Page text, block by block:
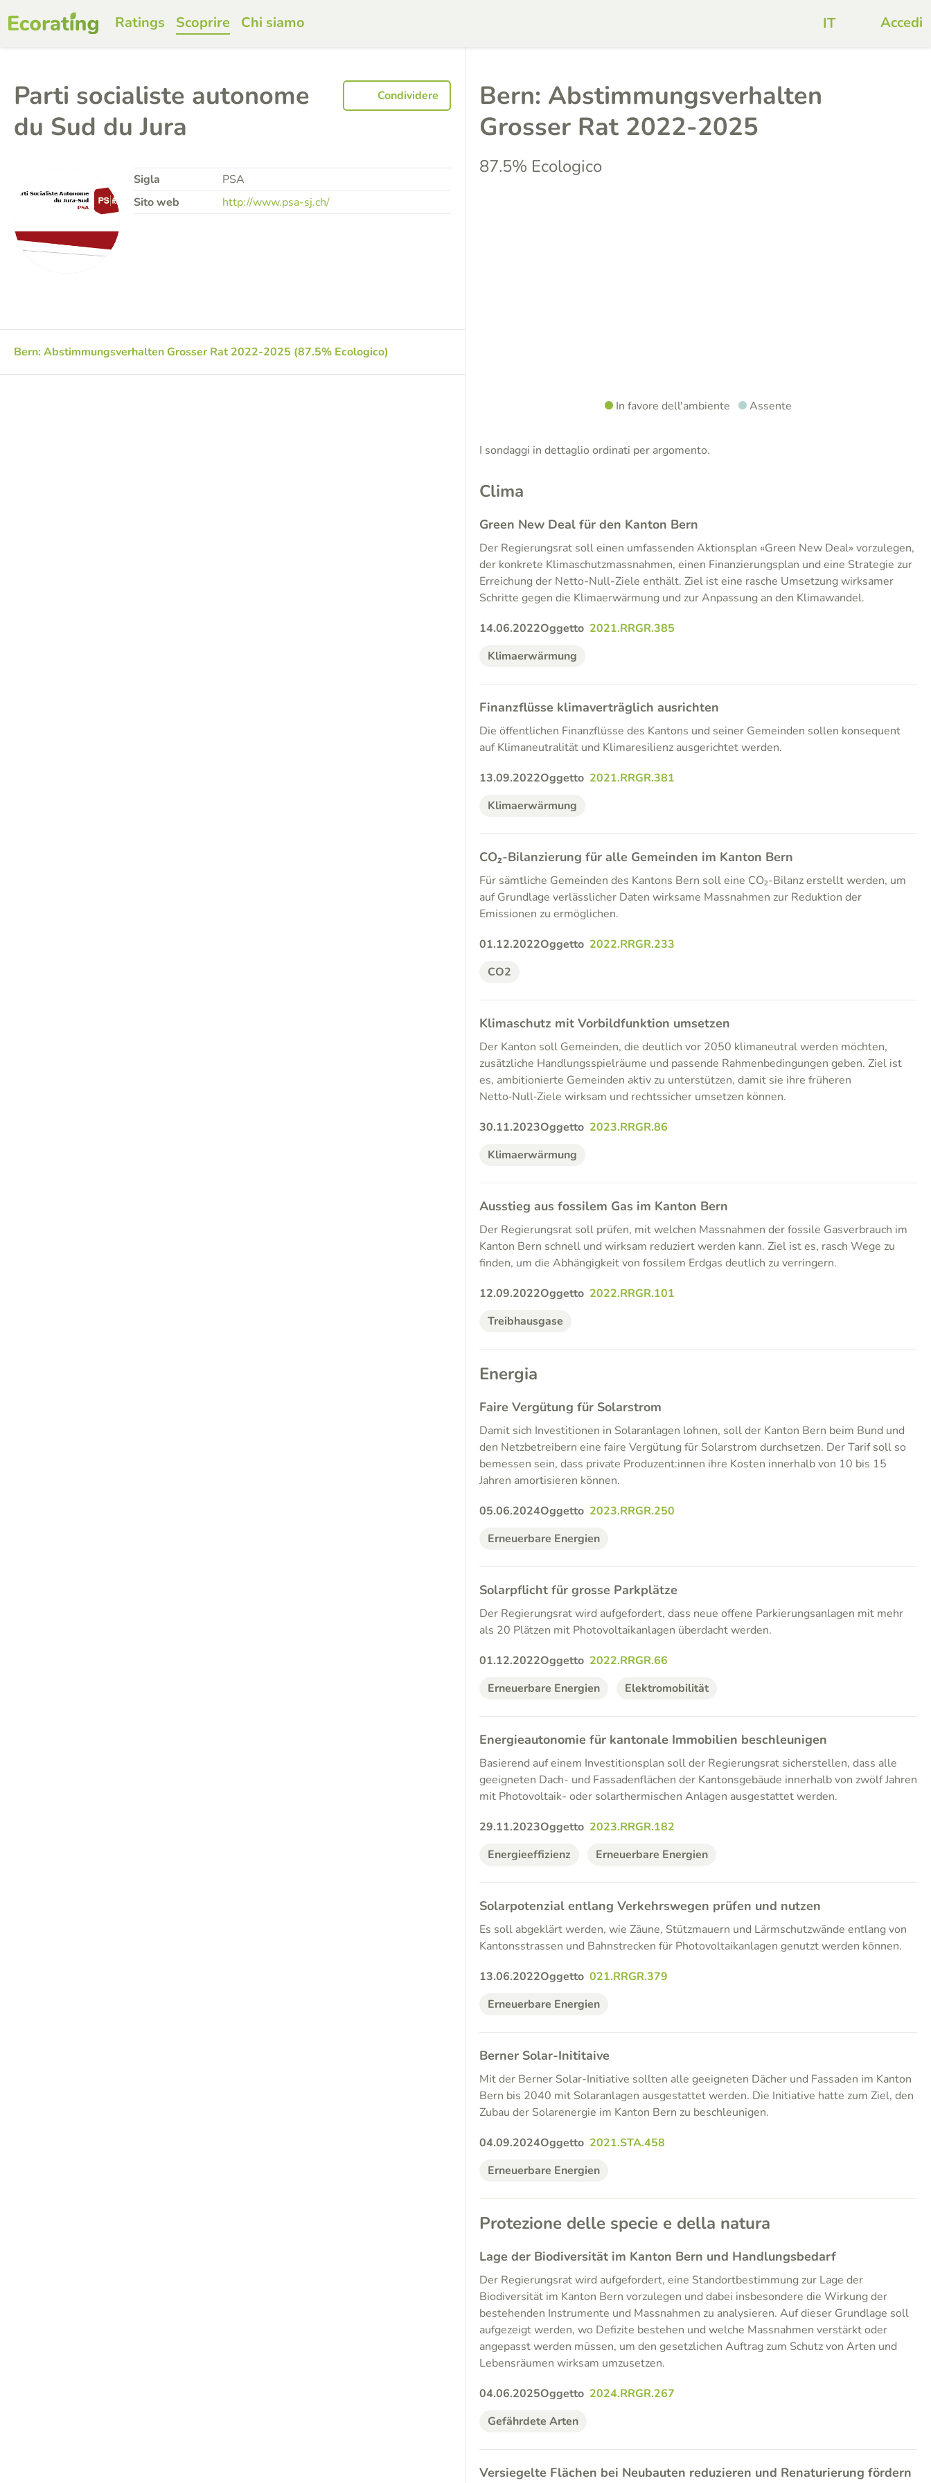
Ratings Scoprire Chi siamo Accedi
Parti socialiste autonome
du Sud du Jura
Condividere
Sigla
PSA
Sito web
http://www.psa-sj.ch/
Bern: Abstimmungsverhalten Grosser Rat 2022-2025 (87.5% Ecologico)
Bern: Abstimmungsverhalten
Grosser Rat 2022-2025
87.5% Ecologico
In favore dell'ambiente Assente
I sondaggi in dettaglio ordinati per argomento.
Clima
Green New Deal für den Kanton Bern
Der Regierungsrat soll einen umfassenden Aktionsplan «Green New Deal» vorzulegen,
der konkrete Klimaschutzmassnahmen, einen Finanzierungsplan und eine Strategie zur
Erreichung der Netto-Null-Ziele enthält. Ziel ist eine rasche Umsetzung wirksamer
Schritte gegen die Klimaerwärmung und zur Anpassung an den Klimawandel.
14.06.2022Oggetto 2021.RRGR.385
Klimaerwärmung
Finanzflüsse klimaverträglich ausrichten
Die öffentlichen Finanzflüsse des Kantons und seiner Gemeinden sollen konsequent
auf Klimaneutralität und Klimaresilienz ausgerichtet werden.
13.09.2022Oggetto 2021.RRGR.381
Klimaerwärmung
CO₂-Bilanzierung für alle Gemeinden im Kanton Bern
Für sämtliche Gemeinden des Kantons Bern soll eine CO₂-Bilanz erstellt werden, um
auf Grundlage verlässlicher Daten wirksame Massnahmen zur Reduktion der
Emissionen zu ermöglichen.
01.12.2022Oggetto 2022.RRGR.233
CO2
Klimaschutz mit Vorbildfunktion umsetzen
Der Kanton soll Gemeinden, die deutlich vor 2050 klimaneutral werden möchten,
zusätzliche Handlungsspielräume und passende Rahmenbedingungen geben. Ziel ist
es, ambitionierte Gemeinden aktiv zu unterstützen, damit sie ihre früheren
Netto‑Null‑Ziele wirksam und rechtssicher umsetzen können.
30.11.2023Oggetto 2023.RRGR.86
Klimaerwärmung
Ausstieg aus fossilem Gas im Kanton Bern
Der Regierungsrat soll prüfen, mit welchen Massnahmen der fossile Gasverbrauch im
Kanton Bern schnell und wirksam reduziert werden kann. Ziel ist es, rasch Wege zu
finden, um die Abhängigkeit von fossilem Erdgas deutlich zu verringern.
12.09.2022Oggetto 2022.RRGR.101
Treibhausgase
Energia
Faire Vergütung für Solarstrom
Damit sich Investitionen in Solaranlagen lohnen, soll der Kanton Bern beim Bund und
den Netzbetreibern eine faire Vergütung für Solarstrom durchsetzen. Der Tarif soll so
bemessen sein, dass private Produzent:innen ihre Kosten innerhalb von 10 bis 15
Jahren amortisieren können.
05.06.2024Oggetto 2023.RRGR.250
Erneuerbare Energien
Solarpflicht für grosse Parkplätze
Der Regierungsrat wird aufgefordert, dass neue offene Parkierungsanlagen mit mehr
als 20 Plätzen mit Photovoltaikanlagen überdacht werden.
01.12.2022Oggetto 2022.RRGR.66
Erneuerbare Energien
Elektromobilität
Energieautonomie für kantonale Immobilien beschleunigen
Basierend auf einem Investitionsplan soll der Regierungsrat sicherstellen, dass alle
geeigneten Dach- und Fassadenflächen der Kantonsgebäude innerhalb von zwölf Jahren
mit Photovoltaik- oder solarthermischen Anlagen ausgestattet werden.
29.11.2023Oggetto 2023.RRGR.182
Energieeffizienz
Erneuerbare Energien
Solarpotenzial entlang Verkehrswegen prüfen und nutzen
Es soll abgeklärt werden, wie Zäune, Stützmauern und Lärmschutzwände entlang von
Kantonsstrassen und Bahnstrecken für Photovoltaikanlagen genutzt werden können.
13.06.2022Oggetto 021.RRGR.379
Erneuerbare Energien
Berner Solar-Inititaive
Mit der Berner Solar-Initiative sollten alle geeigneten Dächer und Fassaden im Kanton
Bern bis 2040 mit Solaranlagen ausgestattet werden. Die Initiative hatte zum Ziel, den
Zubau der Solarenergie im Kanton Bern zu beschleunigen.
04.09.2024Oggetto 2021.STA.458
Erneuerbare Energien
Protezione delle specie e della natura
Lage der Biodiversität im Kanton Bern und Handlungsbedarf
Der Regierungsrat wird aufgefordert, eine Standortbestimmung zur Lage der
Biodiversität im Kanton Bern vorzulegen und dabei insbesondere die Wirkung der
bestehenden Instrumente und Massnahmen zu analysieren. Auf dieser Grundlage soll
aufgezeigt werden, wo Defizite bestehen und welche Massnahmen verstärkt oder
angepasst werden müssen, um den gesetzlichen Auftrag zum Schutz von Arten und
Lebensräumen wirksam umzusetzen.
04.06.2025Oggetto 2024.RRGR.267
Gefährdete Arten
Versiegelte Flächen bei Neubauten reduzieren und Renaturierung fördern